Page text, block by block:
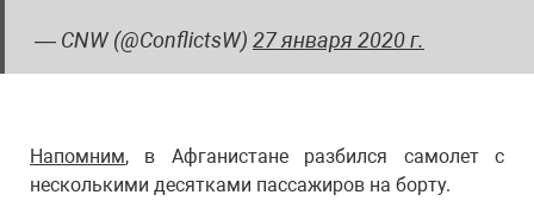
— CNW (@ConflictsW) 27 января 2020 г.
Напомним, в Афганистане разбился самолет с
несколькими десятками пассажиров на борту.